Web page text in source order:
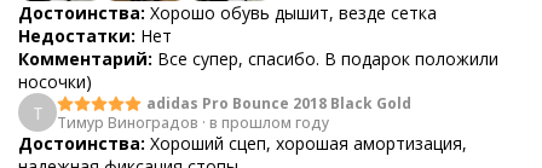
Достоинства: Хорошо обувь дышит, везде сетка
Недостатки: Нет
Комментарий: Все супер, спасибо. В подарок положили
носочки)
Т
adidas Pro Bounce 2018 Black Gold
Тимур Виноградов · в прошлом году
Достоинства: Хороший сцеп, хорошая амортизация,